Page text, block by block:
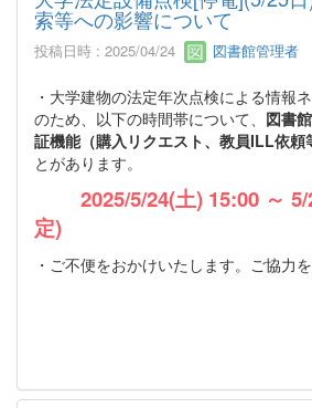
索等への影響について
投稿日時 : 2025/04/24 図書館管理者
・大学建物の法定年次点検による情報
のため、以下の時間帯について、 図書
証機能（購入リクエスト、教員ILL依頼
とがあります。
2025/5/24(土) 15:00 ～
定)
・ご不便をおかけいたします。ご協力